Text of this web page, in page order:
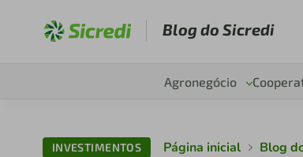
Blog do Sicredi
Agronegócio
INVESTIMENTOS Página inicial Blog